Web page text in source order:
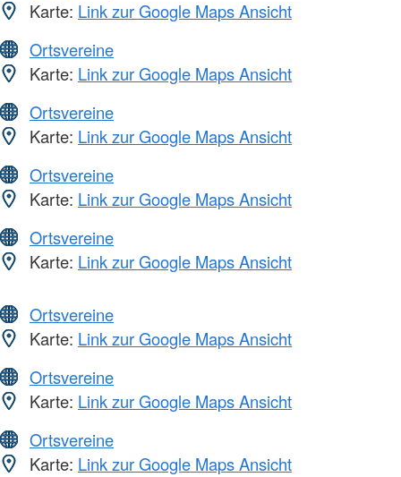
Karte: Link zur Google Maps Ansicht
Ortsvereine
Karte: Link zur Google Maps Ansicht
Ortsvereine
Karte: Link zur Google Maps Ansicht
Ortsvereine
Karte: Link zur Google Maps Ansicht
Ortsvereine
Karte: Link zur Google Maps Ansicht
Ortsvereine
Karte: Link zur Google Maps Ansicht
Ortsvereine
Karte: Link zur Google Maps Ansicht
Ortsvereine
Karte: Link zur Google Maps Ansicht